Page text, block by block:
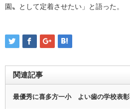
園〟として定着させたい」と語った。
関連記事
最優秀に喜多方一小 よい歯の学校表彰